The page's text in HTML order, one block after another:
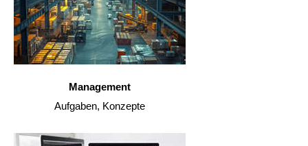
Management
Aufgaben, Konzepte